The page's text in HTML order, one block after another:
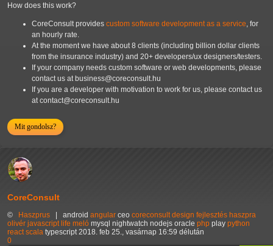
How does this work?
CoreConsult provides custom software development as a service, for
an hourly rate.
At the moment we have about 8 clients (including billion dollar clients
from the insurance industry) and 20+ developers/ux designers/testers.
If your company needs custom software or web developments, please
contact us at business@coreconsult.hu
If you are a developer with motivation to work for us, please contact us
at contact@coreconsult.hu
Mit gondolsz?
CoreConsult
© Haszprus android angular ceo coreconsult design fejlesztés haszpra
olivér javascript life meló mysql nightwatch nodejs oracle php play python
react scala typescript 2018. feb 25., vasárnap 16:59 délután
0